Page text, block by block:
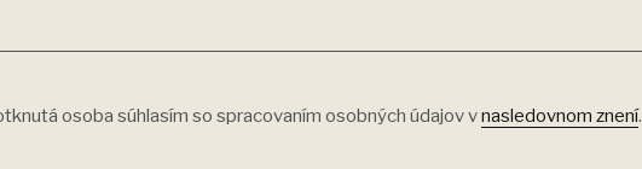
osoba súhlasím so spracovaním osobných údajov vnasledovnom znení.